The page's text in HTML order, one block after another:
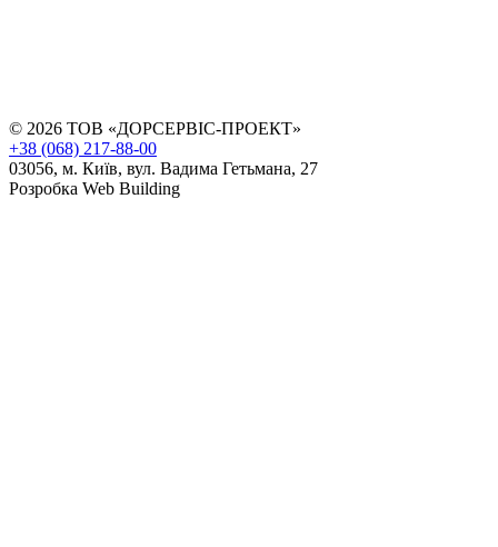
© 2026 ТОВ «ДОРСЕРВІС-ПРОЕКТ»
+38 (068) 217-88-00
03056, м. Київ, вул. Вадима Гетьмана, 27
Розробка Web Building